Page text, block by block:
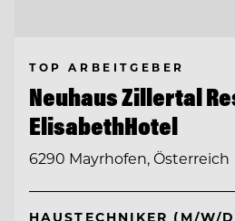
TOP ARBEITGEBER
Neuhaus Zillertal
ElisabethHotel
6290 Mayrhofen, Österreich
HAUSTECHNIKER (M/W/